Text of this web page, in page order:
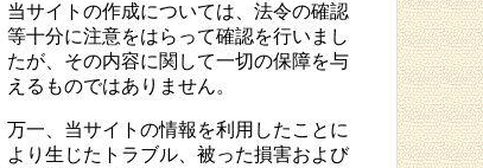
当サイトの作成については、法令の確認
等十分に注意をはらって確認を行いまし
たが、その内容に関して一切の保障を与
えるものではありません。
万一、当サイトの情報を利用したことに
より生じたトラブル、被った損害および